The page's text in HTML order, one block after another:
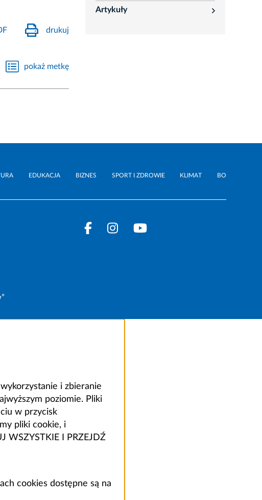
drukuj
pokaż metkę
Artykuły
rozwiń
EDUKACJA BIZNES SPORT I ZDROWIE KLIMAT BO
i zbieranie
poziomie. Pliki
w przycisk
pliki cookie, i
WSZYSTKIE I PRZEJDŹ
cookies dostępne są na